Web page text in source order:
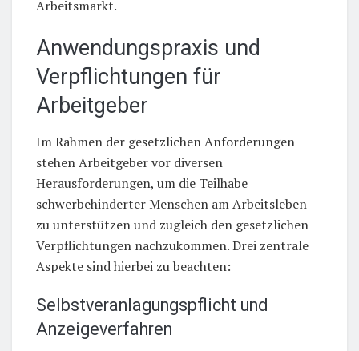
Arbeitsmarkt.
Anwendungspraxis und
Verpflichtungen für
Arbeitgeber
Im Rahmen der gesetzlichen Anforderungen
stehen Arbeitgeber vor diversen
Herausforderungen, um die Teilhabe
schwerbehinderter Menschen am Arbeitsleben
zu unterstützen und zugleich den gesetzlichen
Verpflichtungen nachzukommen. Drei zentrale
Aspekte sind hierbei zu beachten:
Selbstveranlagungspflicht und
Anzeigeverfahren